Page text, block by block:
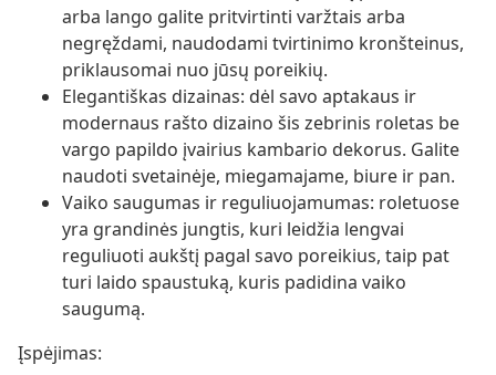
arba lango galite pritvirtinti varžtais arba
negręždami, naudodami tvirtinimo kronšteinus,
priklausomai nuo jūsų poreikių.
Elegantiškas dizainas: dėl savo aptakaus ir
modernaus rašto dizaino šis zebrinis roletas be
vargo papildo įvairius kambario dekorus. Galite
naudoti svetainėje, miegamajame, biure ir pan.
Vaiko saugumas ir reguliuojamumas: roletuose
yra grandinės jungtis, kuri leidžia lengvai
reguliuoti aukštį pagal savo poreikius, taip pat
turi laido spaustuką, kuris padidina vaiko
saugumą.
Įspėjimas: